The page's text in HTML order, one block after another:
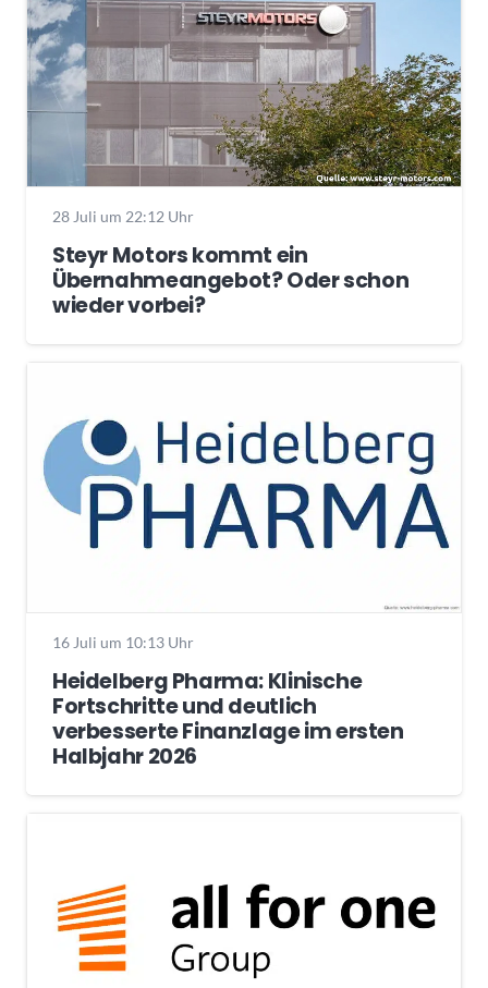
28 Juli um 22:12 Uhr
Steyr Motors kommt ein
Übernahmeangebot? Oder schon
wieder vorbei?
16 Juli um 10:13 Uhr
Heidelberg Pharma: Klinische
Fortschritte und deutlich
verbesserte Finanzlage im ersten
Halbjahr 2026